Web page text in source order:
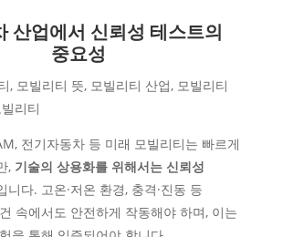
산업에서 신뢰성 테스트의
중요성
전기자동차 등 미래 모빌리티는 빠르게
, 기술의 상용화를 위해서는 신뢰성
니다. 고온·저온 환경, 충격·진동 등
속에서도 안전하게 작동해야 하며, 이는